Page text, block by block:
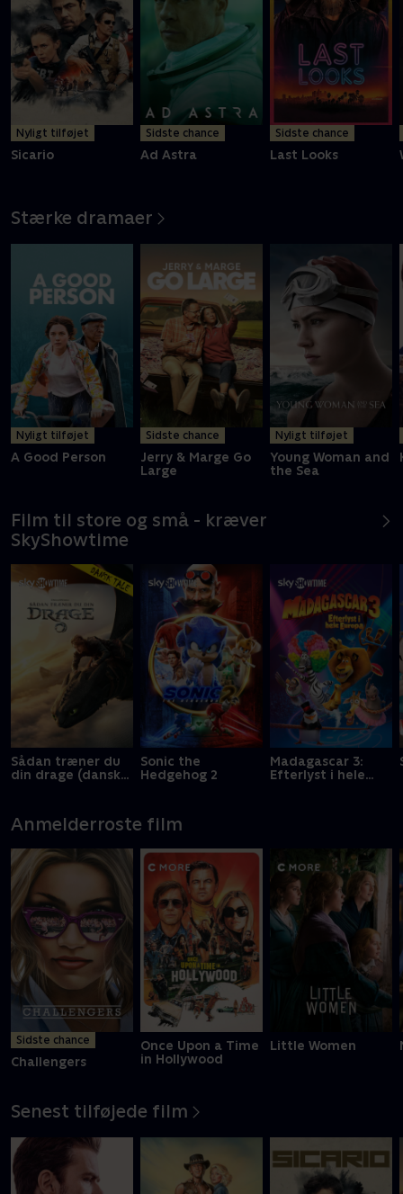
Nyligt tilføjet
Sicario
Sidste chance
Ad Astra
Sidste chance
Last Looks
Stærke dramaer
Nyligt tilføjet
A Good Person
Sidste chance
Jerry & Marge Go
Large
Nyligt tilføjet
Young Woman and
the Sea
Film til store og små - kræver
SkyShowtime
Sådan træner du
din drage (dansk
Sonic the
Hedgehog 2
Madagascar 3:
Efterlyst i hele
Anmelderroste film
Sidste chance
Challengers
Once Upon a Time
in Hollywood
Little Women
Senest tilføjede film